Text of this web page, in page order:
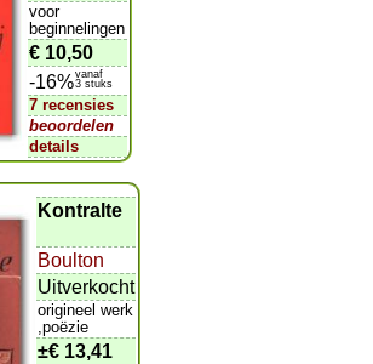
voor
beginnelingen
€ 10,50
-16%vanaf
3 stuks
7 recensies
beoordelen
details
Kontralte
Boulton
Uitverkocht
origineel werk
,poëzie
±€ 13,41